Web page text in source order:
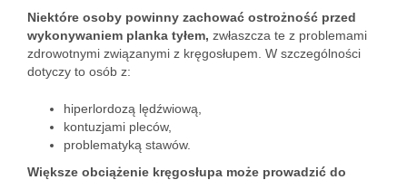
Niektóre osoby powinny zachować ostrożność przed
wykonywaniem planka tyłem, zwłaszcza te z problemami
zdrowotnymi związanymi z kręgosłupem. W szczególności
dotyczy to osób z:
hiperlordozą lędźwiową,
kontuzjami pleców,
problematyką stawów.
Większe obciążenie kręgosłupa może prowadzić do